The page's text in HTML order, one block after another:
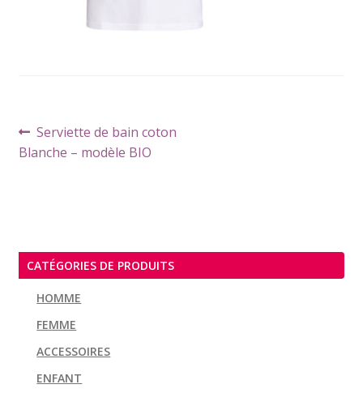
Navigation
de
Article
précédent :
Serviette de bain coton
Blanche – modèle BIO
CATÉGORIES DE PRODUITS
HOMME
FEMME
ACCESSOIRES
ENFANT